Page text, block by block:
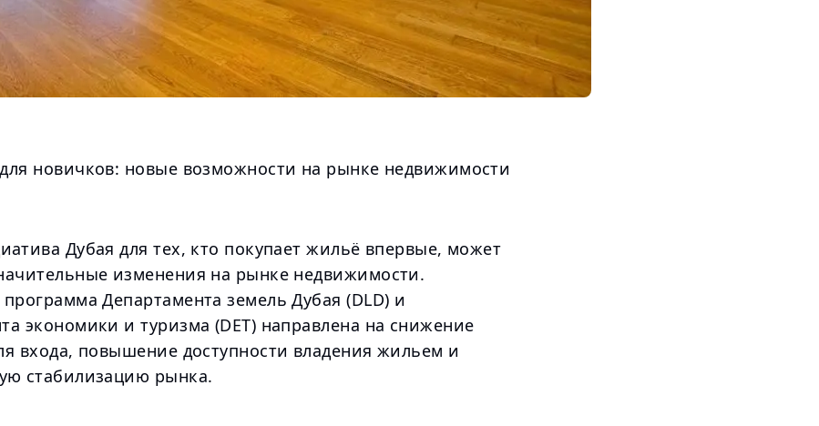
новичков: новые возможности на рынке недвижимости
Дубая для тех, кто покупает жильё впервые, может
изменения на рынке недвижимости.
Департамента земель Дубая (DLD) и
экономики и туризма (DET) направлена на снижение
входа, повышение доступности владения жильем и
стабилизацию рынка.